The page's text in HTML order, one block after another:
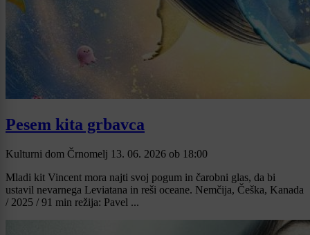
Pesem kita grbavca
Kulturni dom Črnomelj 13. 06. 2026 ob 18:00
Mladi kit Vincent mora najti svoj pogum in čarobni glas, da bi
ustavil nevarnega Leviatana in reši oceane. Nemčija, Češka, Kanada
/ 2025 / 91 min režija: Pavel ...